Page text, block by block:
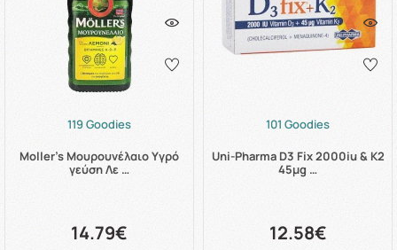
119 Goodies
Moller's Μουρουνέλαιο Υγρό
γεύση Λε …
14.79€
101 Goodies
Uni-Pharma D3 Fix 2000iu & K2
45μg …
12.58€